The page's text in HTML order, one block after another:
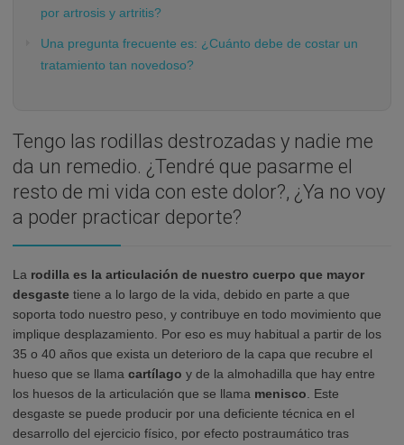
por artrosis y artritis?
Una pregunta frecuente es: ¿Cuánto debe de costar un
tratamiento tan novedoso?
Tengo las rodillas destrozadas y nadie me
da un remedio. ¿Tendré que pasarme el
resto de mi vida con este dolor?, ¿Ya no voy
a poder practicar deporte?
La rodilla es la articulación de nuestro cuerpo que mayor
desgaste tiene a lo largo de la vida, debido en parte a que
soporta todo nuestro peso, y contribuye en todo movimiento que
implique desplazamiento. Por eso es muy habitual a partir de los
35 o 40 años que exista un deterioro de la capa que recubre el
hueso que se llama cartílago y de la almohadilla que hay entre
los huesos de la articulación que se llama menisco . Este
desgaste se puede producir por una deficiente técnica en el
desarrollo del ejercicio físico, por efecto postraumático tras